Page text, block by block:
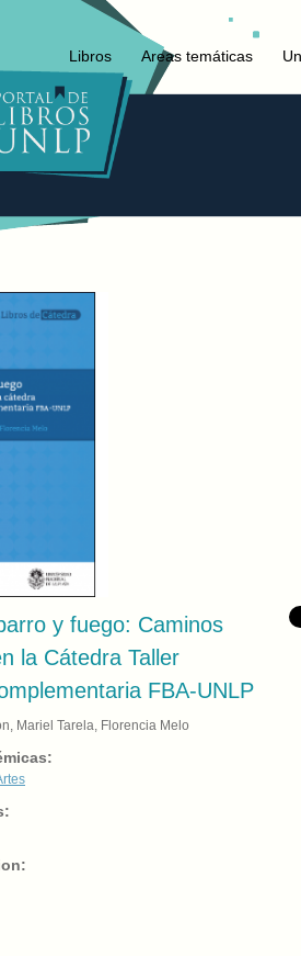
Libros Areas temáticas
y fuego: Caminos
la Cátedra Taller
FBA-UNLP
Mariel Tarela, Florencia Melo